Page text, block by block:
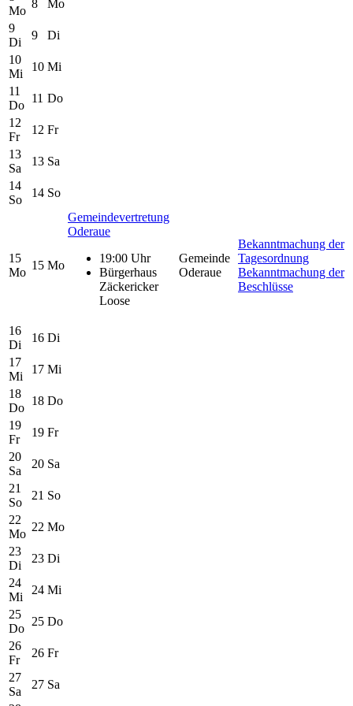
Mo
8
Mo
9
Di
9
Di
10
Mi
10 Mi
11
Do
11 Do
12
Fr
12 Fr
13
Sa
13 Sa
14
So
14 So
15
Mo
15 Mo
Gemeindevertretung
Oderaue
19:00 Uhr
Bürgerhaus
Zäckericker
Loose
Gemeinde
Oderaue
Bekanntmachung der
Tagesordnung
Bekanntmachung der
Beschlüsse
16
Di
16 Di
17
Mi
17 Mi
18
Do
18 Do
19
Fr
19 Fr
20
Sa
20 Sa
21
So
21 So
22
Mo
22 Mo
23
Di
23 Di
24
Mi
24 Mi
25
Do
25 Do
26
Fr
26 Fr
27
Sa
27 Sa